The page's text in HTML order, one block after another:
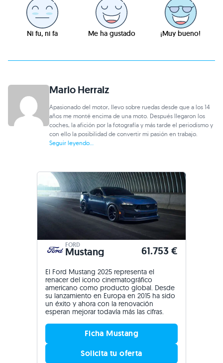
Ni fu, ni fa Me ha gustado ¡Muy bueno!
Mario Herraiz
Apasionado del motor, llevo sobre ruedas desde que a los 14
años me monté encima de una moto. Después llegaron los
coches, la afición por la fotografía y más tarde el periodismo y
con ello la posibilidad de convertir mi pasión en trabajo.
Seguir leyendo...
FORD
Mustang 61.753 €
El Ford Mustang 2025 representa el
renacer del icono cinematográfico
americano como producto global. Desde
su lanzamiento en Europa en 2015 ha sido
un éxito y ahora con la renovación
esperan mejorar todavía más las cifras.
Ficha Mustang
Solicita tu oferta